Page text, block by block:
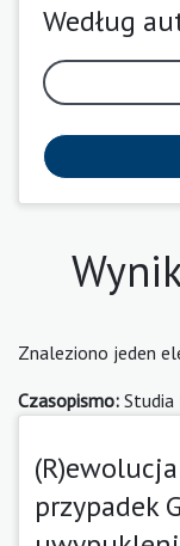
Według
Znaleziono jeden
Czasopismo: Studia
przypadek